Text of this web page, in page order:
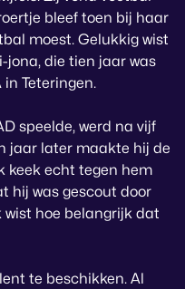
bleef toen bij haar
moest. Gelukkig wist
jona, die tien jaar was
Teteringen.
speelde, werd na vijf
jaar later maakte hij de
keek echt tegen hem
hij was gescout door
wist hoe belangrijk dat
te beschikken. Al